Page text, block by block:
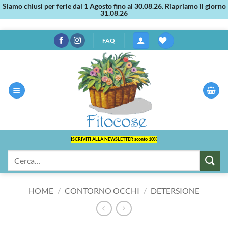
Siamo chiusi per ferie dal 1 Agosto fino al 30.08.26. Riapriamo il giorno
31.08.26
ai
FAQ
ISCRIVITI ALLA NEWSLETTER sconto 10%
HOME / CONTORNO OCCHI / DETERSIONE